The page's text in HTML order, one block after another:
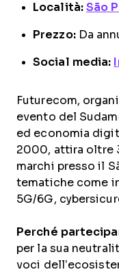
Località: São
Prezzo:Da
Social media:
Futurecom,
evento del
ed economia
2000, attira oltre
marchi presso il
tematiche come
5G/6G,
Perché
per la sua
voci